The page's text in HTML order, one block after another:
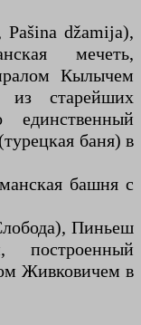
džamija),
мечеть,
Кылычем
старейших
баня) в
башня с
Пиньеш
построенный
Живковичем в